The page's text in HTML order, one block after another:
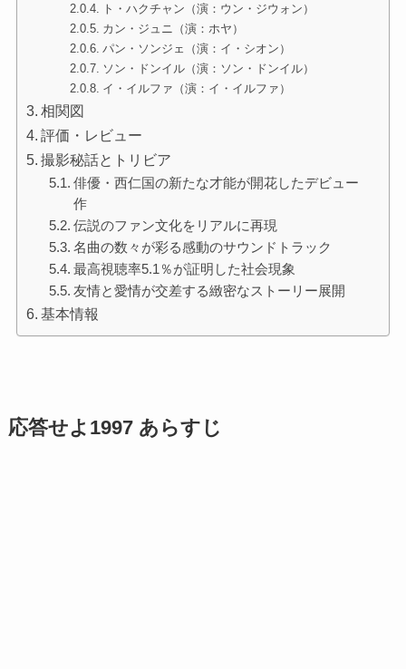
ト・ハクチャン（演：ウン・ジウォン）
カン・ジュニ（演：ホヤ）
パン・ソンジェ（演：イ・シオン）
ソン・ドンイル（演：ソン・ドンイル）
イ・イルファ（演：イ・イルファ）
相関図
評価・レビュー
撮影秘話とトリビア
俳優・西仁国の新たな才能が開花したデビュー
作
伝説のファン文化をリアルに再現
名曲の数々が彩る感動のサウンドトラック
最高視聴率5.1％が証明した社会現象
友情と愛情が交差する緻密なストーリー展開
基本情報
応答せよ1997 あらすじ